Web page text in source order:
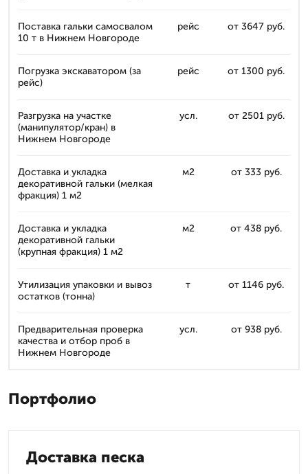
Поставка гальки самосвалом
10 т в Нижнем Новгороде
рейс от 3647 руб.
Погрузка экскаватором (за
рейс)
рейс от 1300 руб.
Разгрузка на участке
(манипулятор/кран) в
Нижнем Новгороде
усл. от 2501 руб.
Доставка и укладка
декоративной гальки (мелкая
фракция) 1 м2
м2 от 333 руб.
Доставка и укладка
декоративной гальки
(крупная фракция) 1 м2
м2 от 438 руб.
Утилизация упаковки и вывоз
остатков (тонна)
т от 1146 руб.
Предварительная проверка
качества и отбор проб в
Нижнем Новгороде
усл. от 938 руб.
Портфолио
Доставка песка